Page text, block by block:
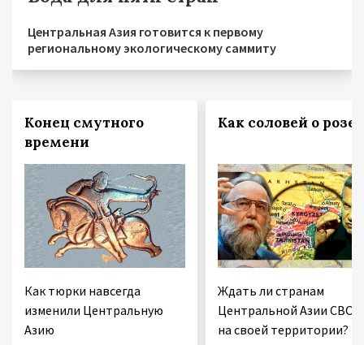
Центральная Азия готовится к первому
региональному экологическому саммиту
Конец смутного
времени
Как тюрки навсегда
изменили Центральную
Азию
Как соловей о розе
Ждать ли странам
Центральной Азии СВО
на своей территории?